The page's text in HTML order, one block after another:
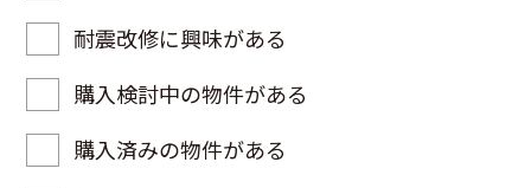
耐震改修に興味がある
購入検討中の物件がある
購入済みの物件がある